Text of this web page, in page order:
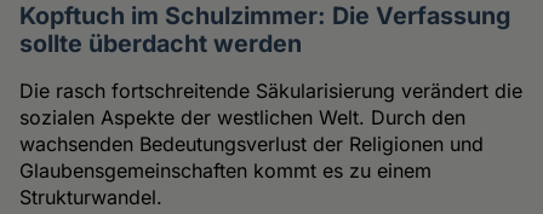
Kopftuch im Schulzimmer: Die Verfassung
sollte überdacht werden
Die rasch fortschreitende Säkularisierung verändert die
sozialen Aspekte der westlichen Welt. Durch den
wachsenden Bedeutungsverlust der Religionen und
Glaubensgemeinschaften kommt es zu einem
Strukturwandel.